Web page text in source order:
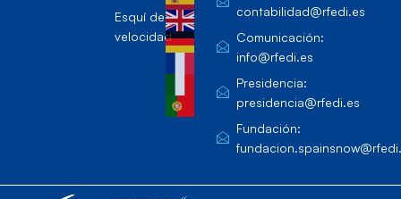
Esquí de
velocidad
contabilidad@rfedi.es
Comunicación:
info@rfedi.es
Presidencia:
presidencia@rfedi.es
Fundación: